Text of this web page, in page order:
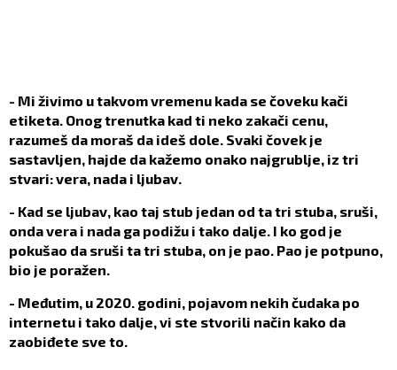
- Mi živimo u takvom vremenu kada se čoveku kači
etiketa. Onog trenutka kad ti neko zakači cenu,
razumeš da moraš da ideš dole. Svaki čovek je
sastavljen, hajde da kažemo onako najgrublje, iz tri
stvari: vera, nada i ljubav.
- Kad se ljubav, kao taj stub jedan od ta tri stuba, sruši,
onda vera i nada ga podižu i tako dalje. I ko god je
pokušao da sruši ta tri stuba, on je pao. Pao je potpuno,
bio je poražen.
- Međutim, u 2020. godini, pojavom nekih čudaka po
internetu i tako dalje, vi ste stvorili način kako da
zaobiđete sve to.